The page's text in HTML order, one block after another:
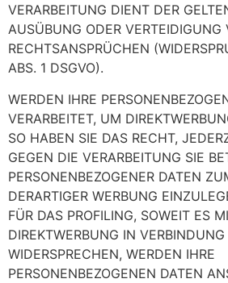
VERARBEITUNG DIENT DER
AUSÜBUNG ODER VERTEIDIGUNG
RECHTSANSPRÜCHEN
ABS. 1 DSGVO).
WERDEN IHRE
VERARBEITET, UM
SO HABEN SIE DAS RECHT,
GEGEN DIE VERARBEITUNG SIE
PERSONENBEZOGENER DATEN
DERARTIGER WERBUNG
FÜR DAS PROFILING, SOWEIT ES
DIREKTWERBUNG IN
WIDERSPRECHEN, WERDEN IHRE
PERSONENBEZOGENEN DATEN